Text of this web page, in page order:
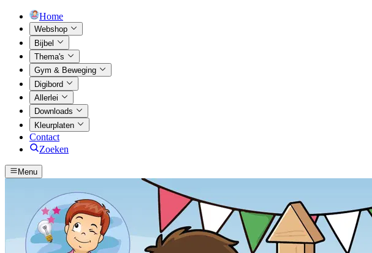
Home
Webshop
Bijbel
Thema's
Gym & Beweging
Digibord
Allerlei
Downloads
Kleurplaten
Contact
Zoeken
Menu